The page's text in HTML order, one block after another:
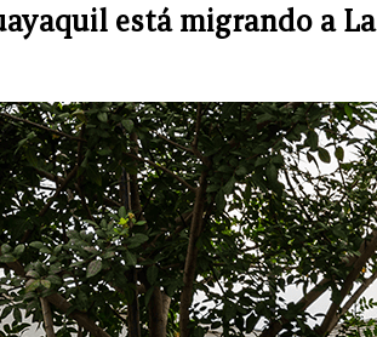
está migrando a La